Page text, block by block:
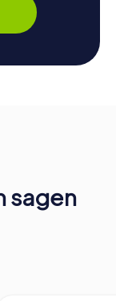
sagen